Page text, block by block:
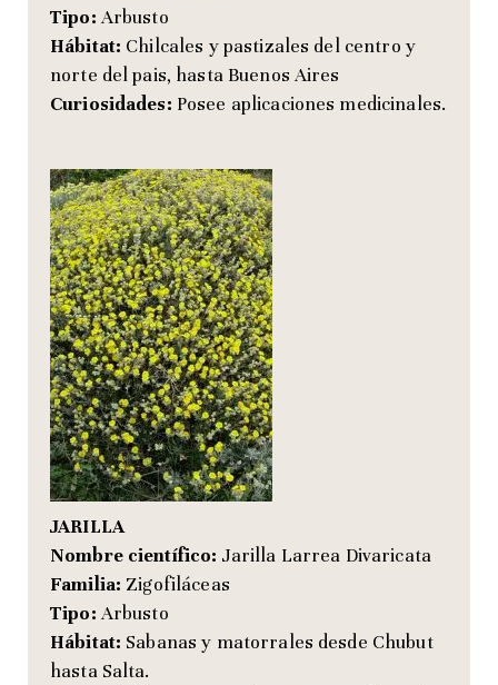
Tipo:Arbusto
Hábitat: Chilcales y pastizales del centro y
norte del pais, hasta Buenos Aires
Curiosidades: Posee aplicaciones medicinales.
JARILLA
Nombre científico: Jarilla Larrea Divaricata
Familia: Zigofiláceas
Tipo:Arbusto
Hábitat: Sabanas y matorrales desde Chubut
hasta Salta.